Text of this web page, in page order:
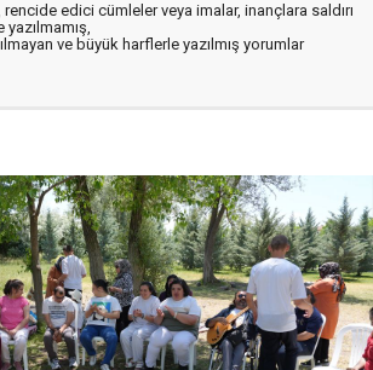
edici cümleler veya imalar, inançlara saldırı
ve büyük harflerle yazılmış yorumlar